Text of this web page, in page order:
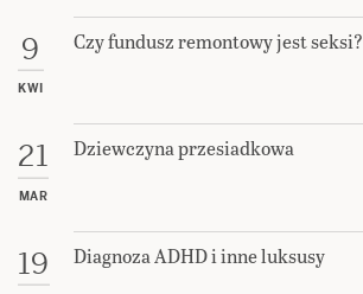
9
KWI
Czy fundusz remontowy jest seksi?
21
MAR
Dziewczyna przesiadkowa
19 Diagnoza ADHD i inne luksusy